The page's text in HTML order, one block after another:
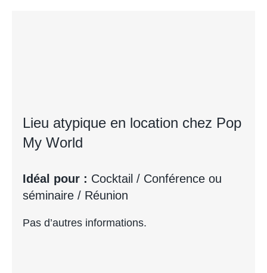
Lieu atypique en location chez Pop
My World
Idéal pour : Cocktail / Conférence ou
séminaire / Réunion
Pas d’autres informations.